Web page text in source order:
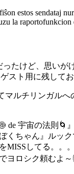
estos sendataj
la raportofunkcion
たけど、思い
スト用に残して
マルチリンガル
de 宇宙の法則
くちゃん』ルッ
MISSしてる。
ヨロシク頼むよ～